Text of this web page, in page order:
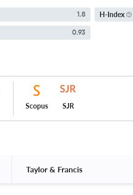
1.8 H-Index
0.93
Scopus SJR
Taylor & Francis